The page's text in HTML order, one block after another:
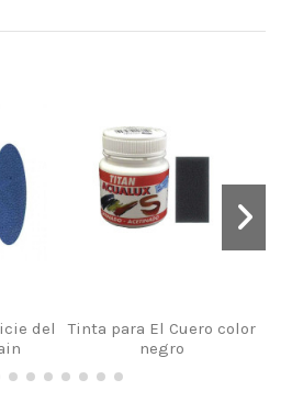
del
Tinta para El Cuero color
negro